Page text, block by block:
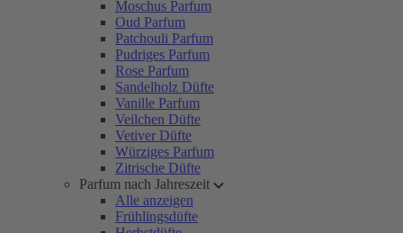
Moschus Parfum
Oud Parfum
Patchouli Parfum
Pudriges Parfum
Rose Parfum
Sandelholz Düfte
Vanille Parfum
Veilchen Düfte
Vetiver Düfte
Würziges Parfum
Zitrische Düfte
Parfum nach Jahreszeit
Alle anzeigen
Frühlingsdüfte